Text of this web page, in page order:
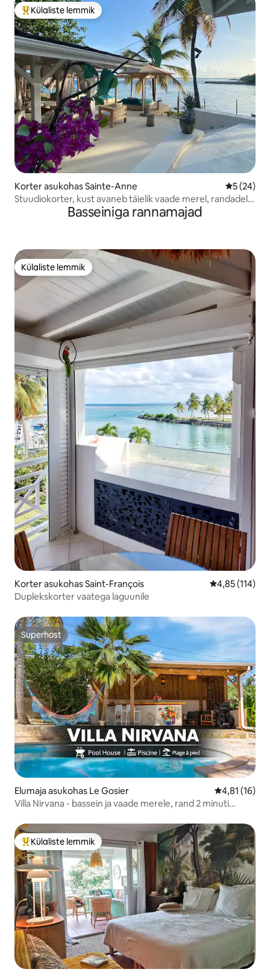
Külaliste suur lemmik
Külaliste lemmik
Korter asukohas Sainte-Anne Keskmine
5 (24)
Stuudiokorter, kust avaneb täielik vaade merel, randadele
ja basseinile – 4 tärniBasseiniga rannamajad
Külaliste lemmik
Külaliste lemmik
Korter asukohas Saint-François Keskmine
4,85 (114)
Duplekskorter vaatega laguunile
Superhost
Superhost
Elumaja asukohas Le Gosier Keskmine
4,81 (16)
Villa Nirvana - bassein ja vaade merele, rand 2 minuti
Külaliste suur lemmik
Külaliste lemmik